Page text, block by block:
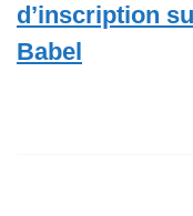
d’inscription
Babel